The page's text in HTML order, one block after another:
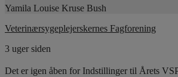
Yamila Louise Kruse Bush
Veterinærsygeplejerskernes Fagforening
3 uger siden
Det er igen åben for Indstillinger til Årets